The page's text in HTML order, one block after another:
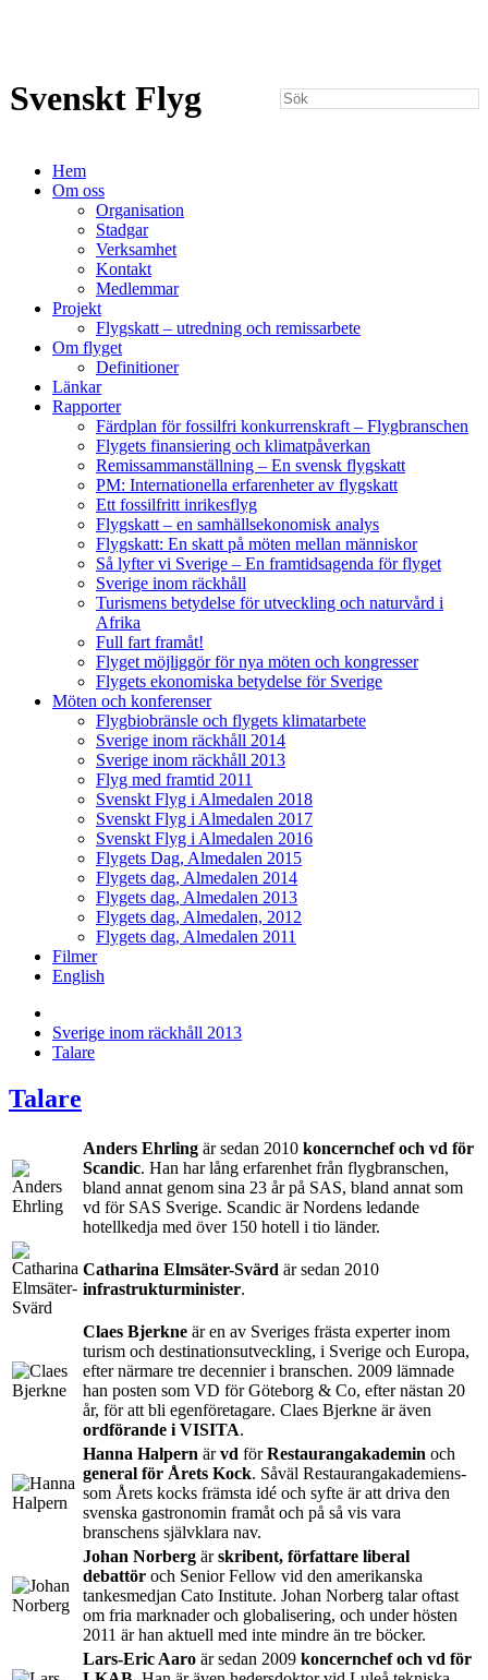
Svenskt Flyg
Hem
Om oss
Organisation
Stadgar
Verksamhet
Kontakt
Medlemmar
Projekt
Flygskatt – utredning och remissarbete
Om flyget
Definitioner
Länkar
Rapporter
Färdplan för fossilfri konkurrenskraft – Flygbranschen
Flygets finansiering och klimatpåverkan
Remissammanställning – En svensk flygskatt
PM: Internationella erfarenheter av flygskatt
Ett fossilfritt inrikesflyg
Flygskatt – en samhällsekonomisk analys
Flygskatt: En skatt på möten mellan människor
Så lyfter vi Sverige – En framtidsagenda för flyget
Sverige inom räckhåll
Turismens betydelse för utveckling och naturvård i
Afrika
Full fart framåt!
Flyget möjliggör för nya möten och kongresser
Flygets ekonomiska betydelse för Sverige
Möten och konferenser
Flygbiobränsle och flygets klimatarbete
Sverige inom räckhåll 2014
Sverige inom räckhåll 2013
Flyg med framtid 2011
Svenskt Flyg i Almedalen 2018
Svenskt Flyg i Almedalen 2017
Svenskt Flyg i Almedalen 2016
Flygets Dag, Almedalen 2015
Flygets dag, Almedalen 2014
Flygets dag, Almedalen 2013
Flygets dag, Almedalen, 2012
Flygets dag, Almedalen 2011
Filmer
English
Sverige inom räckhåll 2013
Talare
Talare
Anders Ehrling är sedan 2010 koncernchef och vd för
Scandic. Han har lång erfarenhet från flygbranschen,
bland annat genom sina 23 år på SAS, bland annat som
vd för SAS Sverige. Scandic är Nordens ledande
hotellkedja med över 150 hotell i tio länder.
Catharina Elmsäter-Svärd är sedan 2010
infrastrukturminister.
Claes Bjerkne är en av Sveriges frästa experter inom
turism och destinationsutveckling, i Sverige och Europa,
efter närmare tre decennier i branschen. 2009 lämnade
han posten som VD för Göteborg & Co, efter nästan 20
år, för att bli egenföretagare. Claes Bjerkne är även
ordförande i VISITA.
Hanna Halpern ärvd förRestaurangakademin och
general för Årets Kock. Såväl Restaurangakademiens-
som Årets kocks främsta idé och syfte är att driva den
svenska gastronomin framåt och på så vis vara
branschens självklara nav.
Johan Norberg ärskribent, författare liberal
debattör och Senior Fellow vid den amerikanska
tankesmedjan Cato Institute. Johan Norberg talar oftast
om fria marknader och globalisering, och under hösten
2011 är han aktuell med inte mindre än tre böcker.
Lars-Eric Aaro är sedan 2009 koncernchef och vd för